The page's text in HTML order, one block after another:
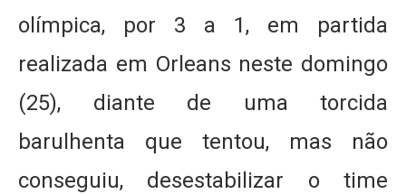
olímpica, por 3 a 1, em partida
realizada em Orleans neste domingo
(25), diante de uma torcida
barulhenta que tentou, mas não
conseguiu, desestabilizar o time